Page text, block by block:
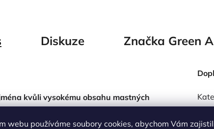
webu používáme soubory cookies, abychom Vám
Diskuze Značka Green
kvůli vysokému obsahu mastných
je vitamín E, který zklidňuje pokožku a
účinky a využívá se k léčbě akné,